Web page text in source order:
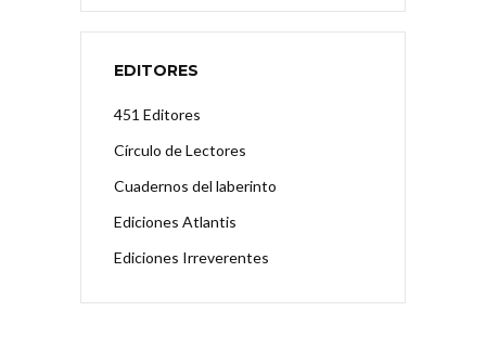
EDITORES
451 Editores
Círculo de Lectores
Cuadernos del laberinto
Ediciones Atlantis
Ediciones Irreverentes